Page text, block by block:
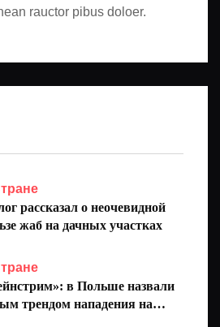
rauctor pibus doloer.
рассказал о неочевидной
жаб на дачных участках
в Польше назвали
трендом нападения на